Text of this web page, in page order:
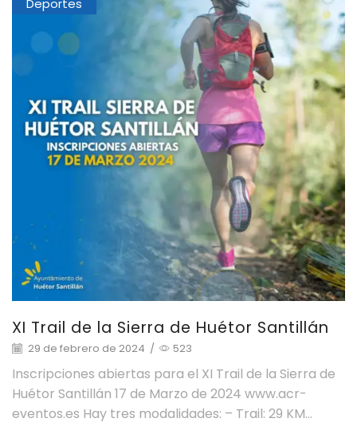
Deportes
XI Trail de la Sierra de Huétor Santillán
29 de febrero de 2024 / 523
Inscripciones abiertas para el XI Trail de la Sierra de
Huétor Santillán 17 de Marzo de 2024 www.acr-
eventos.es Hay tres modalidades: – Trail: 29 KM...